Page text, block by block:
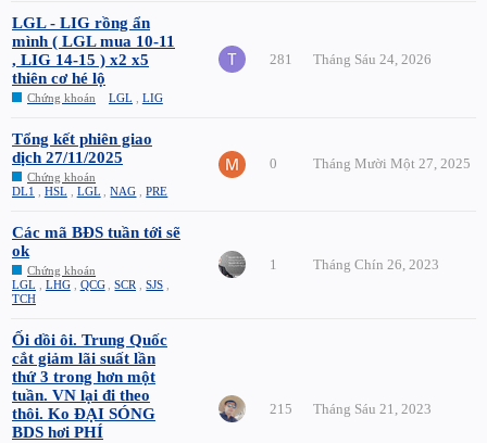
LGL - LIG rồng ẩn
mình ( LGL mua 10-11
, LIG 14-15 ) x2 x5
thiên cơ hé lộ
Chứng khoán LGL LIG
281 Tháng Sáu 24, 2026
Tổng kết phiên giao
dịch 27/11/2025
Chứng khoán
DL1
HSL LGL ,NAG ,PRE
0 Tháng Mười Một 27, 2025
Các mã BĐS tuần tới sẽ
ok
Chứng khoán
LGL
LHG QCG ,SCR ,SJS
TCH
1 Tháng Chín 26, 2023
Ối dồi ôi. Trung Quốc
cắt giảm lãi suất lần
thứ 3 trong hơn một
tuần. VN lại đi theo
thôi. Ko ĐẠI SÓNG
BDS hơi PHÍ
215 Tháng Sáu 21, 2023